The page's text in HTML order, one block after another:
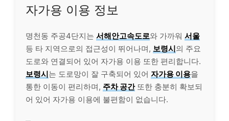
자가용 이용 정보
명천동 주공4단지는 서해안고속도로와 가까워 서울
등 타 지역으로의 접근성이 뛰어나며, 보령시의 주요
도로와 연결되어 있어 자가용 이용 또한 편리합니다.
보령시는 도로망이 잘 구축되어 있어 자가용 이용을
통한 이동이 편리하며, 주차 공간또한 충분히 확보되
어 있어 자가용 이용에 불편함이 없습니다.